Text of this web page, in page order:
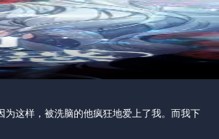
这样，被洗脑的他疯狂地爱上了我。而我下